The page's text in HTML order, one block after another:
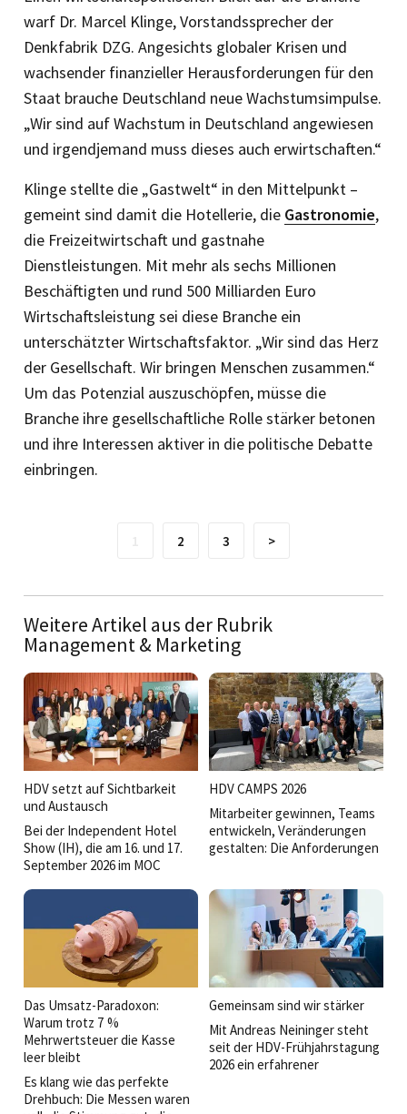
warf Dr. Marcel Klinge, Vorstandssprecher der
Denkfabrik DZG. Angesichts globaler Krisen und
wachsender finanzieller Herausforderungen für den
Staat brauche Deutschland neue Wachstumsimpulse.
„Wir sind auf Wachstum in Deutschland angewiesen
und irgendjemand muss dieses auch erwirtschaften.“
Klinge stellte die „Gastwelt“ in den Mittelpunkt –
gemeint sind damit die Hotellerie, die Gastronomie,
die Freizeitwirtschaft und gastnahe
Dienstleistungen. Mit mehr als sechs Millionen
Beschäftigten und rund 500 Milliarden Euro
Wirtschaftsleistung sei diese Branche ein
unterschätzter Wirtschaftsfaktor. „Wir sind das Herz
der Gesellschaft. Wir bringen Menschen zusammen.“
Um das Potenzial auszuschöpfen, müsse die
Branche ihre gesellschaftliche Rolle stärker betonen
und ihre Interessen aktiver in die politische Debatte
einbringen.
2 3 >
Weitere Artikel aus der Rubrik
Management & Marketing
HDV setzt auf Sichtbarkeit
und Austausch
Bei der Independent Hotel
Show (IH), die am 16. und 17.
September 2026 im MOC
stattfinden wird, ist die
Hoteldirektorenvereinigung
Deutschland (HDV) diesmal
voll dabei.
HDV CAMPS 2026
Mitarbeiter gewinnen, Teams
entwickeln, Veränderungen
gestalten: Die Anforderungen
2026 stand deshalb die Frage
im Mittelpunkt, was gute
Führung heute ausmacht.
Das Umsatz-Paradoxon:
Warum trotz 7 %
Mehrwertsteuer die Kasse
leer bleibt
Es klang wie das perfekte
Drehbuch: Die Messen waren
Gemeinsam sind wir stärker
Mit Andreas Neininger steht
seit der HDV-Frühjahrstagung
2026 ein erfahrener